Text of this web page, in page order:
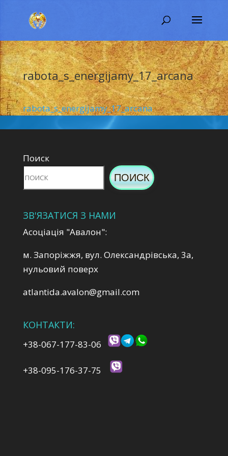
rabota_s_energijamy_17_arcana
rabota_s_energijamy_17_arcana
Поиск
ПОИСК
ЗВ'ЯЗАТИСЯ З НАМИ
Асоціація "Авалон":
м. Запоріжжя, вул. Олександрівська, 3а,
нульовий поверх
atlantida.avalon@gmail.com
КОНТАКТИ:
+38-067-177-83-06
+38-095-176-37-75